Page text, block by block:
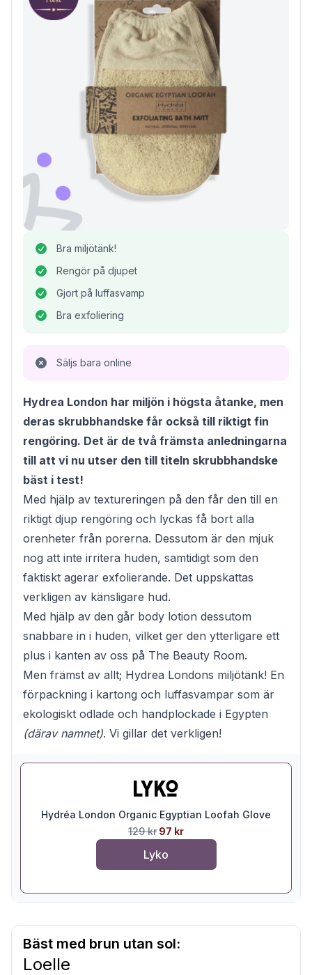
Bra miljötänk!
Rengör på djupet
Gjort på luffasvamp
Bra exfoliering
Säljs bara online
Hydrea London har miljön i högsta åtanke, men
deras skrubbhandske får också till riktigt fin
rengöring. Det är de två främsta anledningarna
till att vi nu utser den till titeln skrubbhandske
bäst i test!
Med hjälp av textureringen på den får den till en
riktigt djup rengöring och lyckas få bort alla
orenheter från porerna. Dessutom är den mjuk
nog att inte irritera huden, samtidigt som den
faktiskt agerar exfolierande. Det uppskattas
verkligen av känsligare hud.
Med hjälp av den går body lotion dessutom
snabbare in i huden, vilket ger den ytterligare ett
plus i kanten av oss på The Beauty Room.
Men främst av allt; Hydrea Londons miljötänk! En
förpackning i kartong och luffasvampar som är
ekologiskt odlade och handplockade i Egypten
(därav namnet). Vi gillar det verkligen!
Hydréa London Organic Egyptian Loofah Glove
129 kr 97 kr
Lyko
Bäst med brun utan sol:
Loelle